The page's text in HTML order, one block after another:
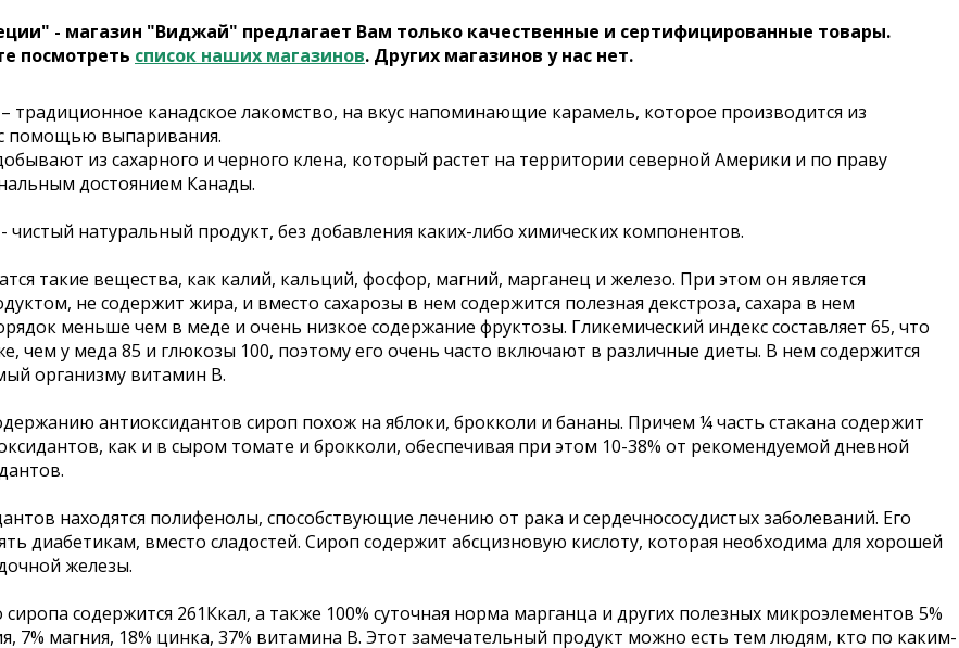
- магазин "Виджай" предлагает Вам только качественные и сертифицированные товары.
посмотреть список наших магазинов. Других магазинов у нас нет.
традиционное канадское лакомство, на вкус напоминающие карамель, которое производится из
помощью выпаривания.
из сахарного и черного клена, который растет на территории северной Америки и по праву
достоянием Канады.
чистый натуральный продукт, без добавления каких-либо химических компонентов.
такие вещества, как калий, кальций, фосфор, магний, марганец и железо. При этом он является
не содержит жира, и вместо сахарозы в нем содержится полезная декстроза, сахара в нем
меньше чем в меде и очень низкое содержание фруктозы. Гликемический индекс составляет 65, что
чем у меда 85 и глюкозы 100, поэтому его очень часто включают в различные диеты. В нем содержится
организму витамин B.
антиоксидантов сироп похож на яблоки, брокколи и бананы. Причем ¼ часть стакана содержит
как и в сыром томате и брокколи, обеспечивая при этом 10-38% от рекомендуемой дневной
находятся полифенолы, способствующие лечению от рака и сердечнососудистых заболеваний. Его
диабетикам, вместо сладостей. Сироп содержит абсцизновую кислоту, которая необходима для хорошей
железы.
сиропа содержится 261Ккал, а также 100% суточная норма марганца и других полезных микроэлементов 5%
7% магния, 18% цинка, 37% витамина В. Этот замечательный продукт можно есть тем людям, кто по каким-